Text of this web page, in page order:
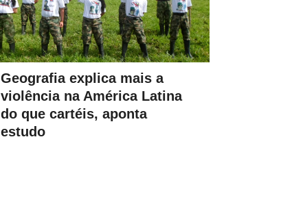
Geografia explica mais a
violência na América Latina
do que cartéis, aponta
estudo